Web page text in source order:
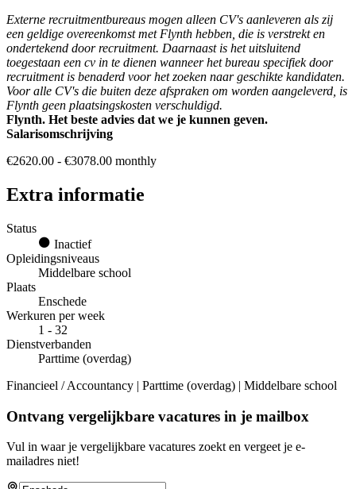
Externe recruitmentbureaus mogen alleen CV's aanleveren als zij
een geldige overeenkomst met Flynth hebben, die is verstrekt en
ondertekend door recruitment. Daarnaast is het uitsluitend
toegestaan een cv in te dienen wanneer het bureau specifiek door
recruitment is benaderd voor het zoeken naar geschikte kandidaten.
Voor alle CV's die buiten deze afspraken om worden aangeleverd, is
Flynth geen plaatsingskosten verschuldigd.
Flynth. Het beste advies dat we je kunnen geven.
Salarisomschrijving
€2620.00 - €3078.00 monthly
Extra informatie
Status
Inactief
Opleidingsniveaus
Middelbare school
Plaats
Enschede
Werkuren per week
1 - 32
Dienstverbanden
Parttime (overdag)
Financieel / Accountancy | Parttime (overdag) | Middelbare school
Ontvang vergelijkbare vacatures in je mailbox
Vul in waar je vergelijkbare vacatures zoekt en vergeet je e-
mailadres niet!